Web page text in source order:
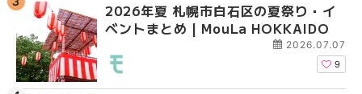
2026年夏 札幌市白石区の夏祭り・イ
ベントまとめ | MouLa HOKKAIDO
2026.07.07
9
2026年夏 札幌市西区
ントまとめ | MouLa
2026年夏 札幌市白石
ベントまとめ |